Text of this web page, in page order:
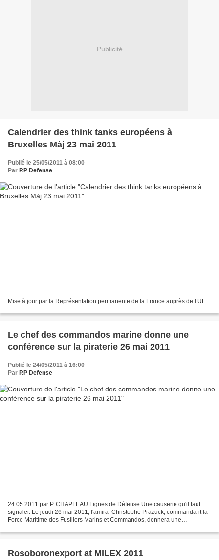
Publicité
Calendrier des think tanks européens à
Bruxelles Màj 23 mai 2011
Publié le 25/05/2011 à 08:00
Par RP Defense
Mise à jour par la Représentation permanente de la France auprès de l’UE
Le chef des commandos marine donne une
conférence sur la piraterie 26 mai 2011
Publié le 24/05/2011 à 16:00
Par RP Defense
24.05.2011 par P. CHAPLEAU Lignes de Défense Une causerie qu'il faut
signaler. Le jeudi 26 mai 2011, l'amiral Christophe Prazuck, commandant la
Force Maritime des Fusiliers Marins et Commandos, donnera une
Rosoboronexport at MILEX 2011